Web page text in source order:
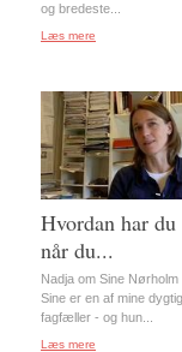
og bredeste...
Læs mere
Hvordan har du
når du...
Nadja om Sine
Sine er en af mine
fagfæller - og hun...
Læs mere